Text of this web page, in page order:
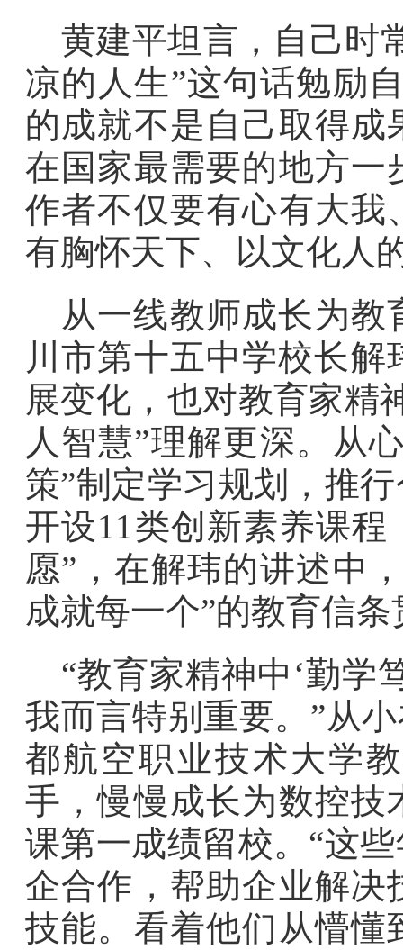
黄建平坦言，自己时
凉的人生”这句话勉励
的成就不是自己取得
在国家最需要的地方一
作者不仅要有心有大我
有胸怀天下、以文化人
从一线教师成长为
川市第十五中学校长
展变化，也对教育家精
人智慧”理解更深。从
策”制定学习规划，推
开设11类创新素养课程
愿”，在解玮的讲述中
成就每一个”的教育信
“教育家精神中‘勤学
我而言特别重要。”从
都航空职业技术大学
手，慢慢成长为数控技
课第一成绩留校。“这
企合作，帮助企业解决
技能。看着他们从懵懂